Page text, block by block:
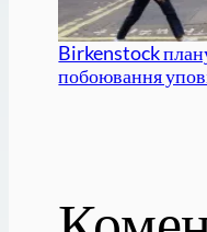
Birkenstock
побоювання